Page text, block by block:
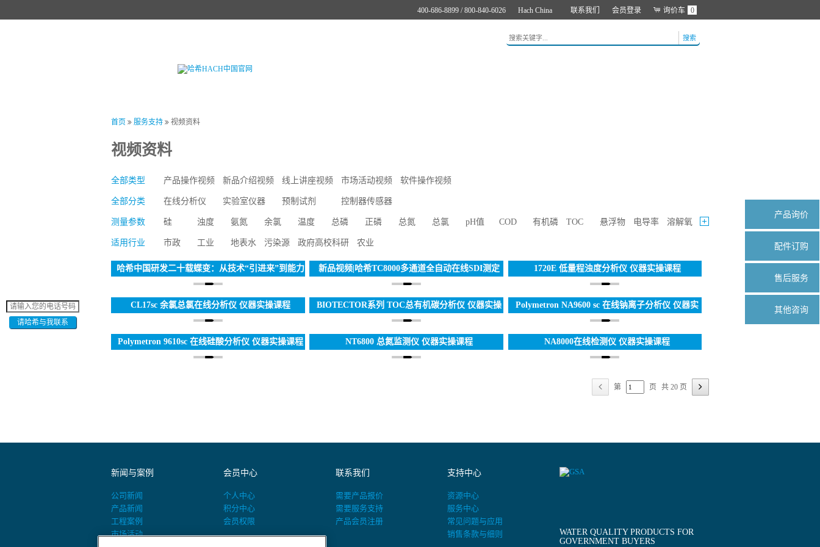
联系我们 会员登录 询价车 0
Hach China
400-686-8899 / 800-840-6026
搜索
首页 服务支持 视频资料
视频资料
全部类型 产品操作视频 新品介绍视频 线上讲座视频 市场活动视频 软件操作视频
全部分类 在线分析仪 实验室仪器 预制试剂 控制器传感器
测量参数 硅 浊度 氨氮 余氯 温度 总磷 正磷 总氮 总氯 pH值 COD 有机磷 TOC 悬浮物 电导率 溶解氧
多参数 BOD 水质重金属 悬浮物浓度 生物毒性
适用行业 市政 工业 地表水 污染源 政府高校科研 农业
哈希中国研发二十载蝶变：从技术“引进来”到能力
“走出去”——仪器信息网访伟励拓集团大中华区总
裁兼哈希大中华区副总裁总经理秦晓培
新品视频|哈希TC8000多通道全自动在线SDI测定
仪-自动计时、换膜、预警，运维如此简单!
1720E 低量程浊度分析仪 仪器实操课程
CL17sc 余氯总氯在线分析仪 仪器实操课程
BIOTECTOR系列 TOC总有机碳分析仪 仪器实操
课程
Polymetron NA9600 sc 在线钠离子分析仪 仪器实
操课程
Polymetron 9610sc 在线硅酸分析仪 仪器实操课程 NT6800 总氮监测仪 仪器实操课程 NA8000在线检测仪 仪器实操课程
第 页 共 20 页
新闻与案例
公司新闻
产品新闻
工程案例
市场活动
会员中心
个人中心
积分中心
会员权限
联系我们
需要产品报价
需要服务支持
产品会员注册
支持中心
资源中心
服务中心
常见问题与应用
销售条款与细则
WATER QUALITY PRODUCTS FOR
GOVERNMENT BUYERS
请哈希与我联系
产品询价
配件订购
售后服务
其他咨询